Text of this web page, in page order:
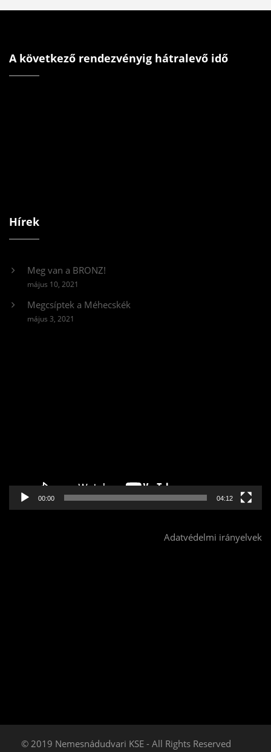
A következő rendezvényig hátralevő idő
Hírek
Meg van a BRONZ!
május 10, 2021
Megcsíptek a Méhecskék
május 3, 2021
00:00 04:12
Adatvédelmi irányelvek
© 2019 Nemesnádudvari KSE - All Rights Reserved